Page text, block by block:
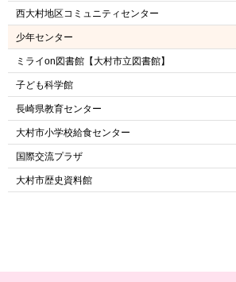
西大村地区コミュニティセンター
少年センター
ミライon図書館【大村市立図書館】
子ども科学館
長崎県教育センター
大村市小学校給食センター
国際交流プラザ
大村市歴史資料館